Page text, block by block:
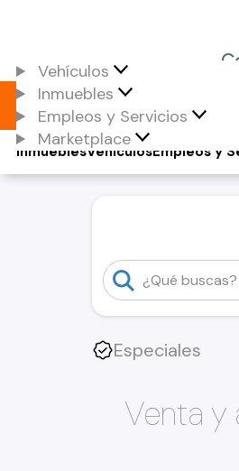
Vehículos
Inmuebles
Empleos y Servicios
Marketplace
Vehículos
Inmuebles Empleos y
Especiales
Venta y